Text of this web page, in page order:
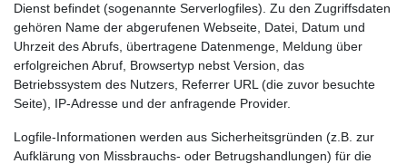
Dienst befindet (sogenannte Serverlogfiles). Zu den Zugriffsdaten
gehören Name der abgerufenen Webseite, Datei, Datum und
Uhrzeit des Abrufs, übertragene Datenmenge, Meldung über
erfolgreichen Abruf, Browsertyp nebst Version, das
Betriebssystem des Nutzers, Referrer URL (die zuvor besuchte
Seite), IP-Adresse und der anfragende Provider.
Logfile-Informationen werden aus Sicherheitsgründen (z.B. zur
Aufklärung von Missbrauchs- oder Betrugshandlungen) für die